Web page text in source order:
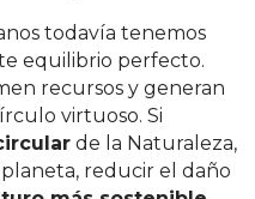
todavía tenemos
equilibrio perfecto.
recursos y generan
virtuoso. Si
de la Naturaleza,
reducir el daño